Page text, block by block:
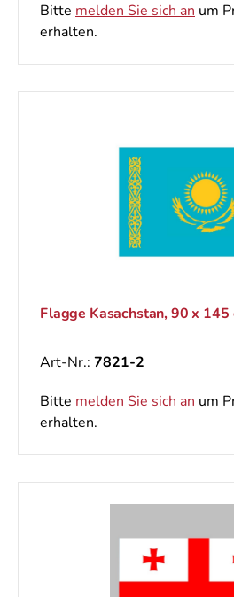
Bitte melden Sie sich an um
erhalten.
Flagge Kasachstan, 90 x 145
Art-Nr.: 7821-2
Bitte melden Sie sich an um
erhalten.